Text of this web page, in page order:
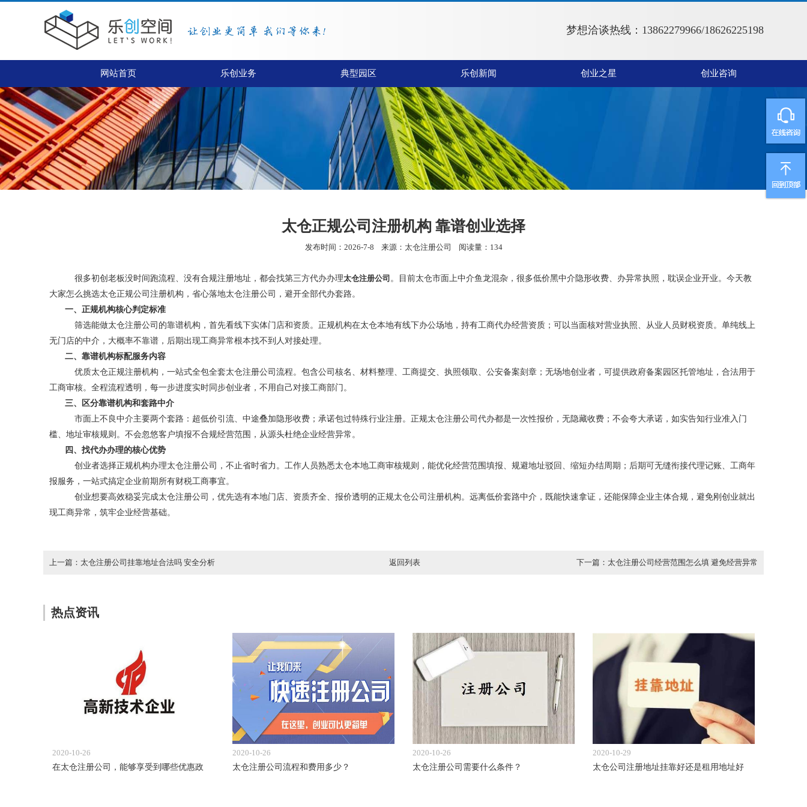
梦想洽谈热线：13862279966/18626225198
网站首页 乐创业务 典型园区 乐创新闻 创业之星 创业咨询
太仓正规公司注册机构 靠谱创业选择
发布时间：2026-7-8 来源： 太仓注册公司 阅读量：134
很多初创老板没时间跑流程、没有合规注册地址，都会找第三方代办办理太仓注册公司 。目前太仓市面上中介鱼龙混杂，很多低价黑中介隐形收费、办异常执照，耽误企业开业。今天教
大家怎么挑选太仓正规公司注册机构，省心落地太仓注册公司，避开全部代办套路。
一、正规机构核心判定标准
筛选能做太仓注册公司的靠谱机构，首先看线下实体门店和资质。正规机构在太仓本地有线下办公场地，持有工商代办经营资质；可以当面核对营业执照、从业人员财税资质。单纯线上
无门店的中介，大概率不靠谱，后期出现工商异常根本找不到人对接处理。
二、靠谱机构标配服务内容
优质太仓正规注册机构，一站式全包全套太仓注册公司流程。包含公司核名、材料整理、工商提交、执照领取、公安备案刻章；无场地创业者，可提供政府备案园区托管地址，合法用于
工商审核。全程流程透明，每一步进度实时同步创业者，不用自己对接工商部门。
三、区分靠谱机构和套路中介
市面上不良中介主要两个套路：超低价引流、中途叠加隐形收费；承诺包过特殊行业注册。正规太仓注册公司代办都是一次性报价，无隐藏收费；不会夸大承诺，如实告知行业准入门
槛、地址审核规则。不会忽悠客户填报不合规经营范围，从源头杜绝企业经营异常。
四、找代办办理的核心优势
创业者选择正规机构办理太仓注册公司，不止省时省力。工作人员熟悉太仓本地工商审核规则，能优化经营范围填报、规避地址驳回、缩短办结周期；后期可无缝衔接代理记账、工商年
报服务，一站式搞定企业前期所有财税工商事宜。
创业想要高效稳妥完成太仓注册公司，优先选有本地门店、资质齐全、报价透明的正规太仓公司注册机构。远离低价套路中介，既能快速拿证，还能保障企业主体合规，避免刚创业就出
现工商异常，筑牢企业经营基础。
上一篇：太仓注册公司挂靠地址合法吗 安全分析 返回列表 下一篇：太仓注册公司经营范围怎么填 避免经营异常
热点资讯
2020-10-26
在太仓注册公司，能够享受到哪些优惠政
2020-10-26
太仓注册公司流程和费用多少？
2020-10-26
太仓注册公司需要什么条件？
2020-10-29
太仓公司注册地址挂靠好还是租用地址好